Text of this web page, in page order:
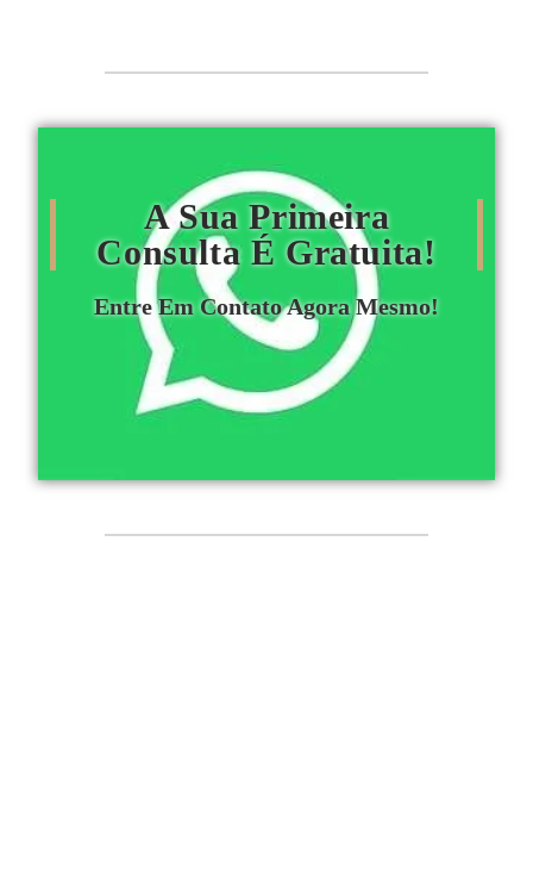
A Sua Primeira
Consulta É Gratuita!
Entre Em Contato Agora Mesmo!